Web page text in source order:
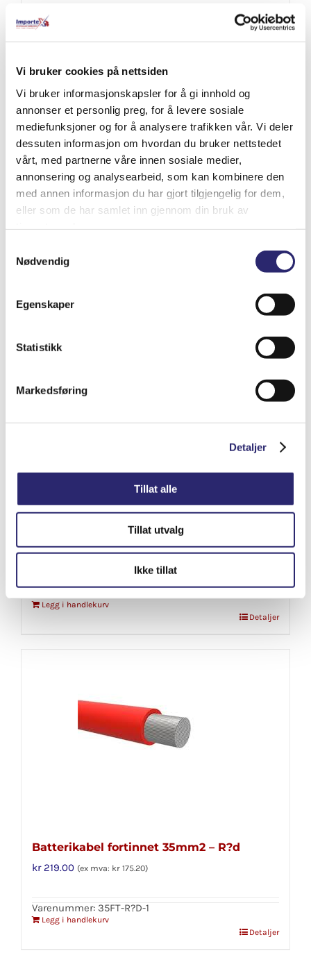
Vi bruker cookies på nettsiden
Vi bruker informasjonskapsler for å gi innhold og
annonser et personlig preg, for å levere sosiale
mediefunksjoner og for å analysere trafikken vår. Vi deler
dessuten informasjon om hvordan du bruker nettstedet
vårt, med partnerne våre innen sosiale medier,
annonsering og analysearbeid, som kan kombinere den
med annen informasjon du har gjort tilgjengelig for dem,
eller som de har samlet inn gjennom din bruk av
Nødvendig
Egenskaper
Statistikk
Markedsføring
Detaljer
Tillat alle
Tillat utvalg
Ikke tillat
Batterikabel fortinnet 2,5mm2 r?d
Detaljer
Batterikabel fortinnet 25mm2 – R?d
kr159.00 (ex mva:kr127.20)
Legg i handlekurv
Detaljer
Batterikabel fortinnet 35mm2 – R?d
kr219.00 (ex mva: kr 175.20)
Varenummer: 35FT-R?D-1
Legg i handlekurv
Detaljer